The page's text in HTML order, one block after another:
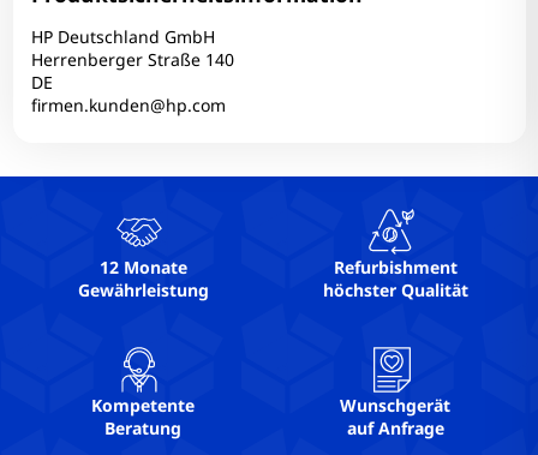
Technischer Zustand: Einwandfrei
Touchscreen: Nein
Webcam: Ja
WLAN: Ja
HP Deutschland GmbH
Herrenberger Straße 140
DE
firmen.kunden@hp.com
12 Monate
Gewährleistung
Refurbishment
höchster Qualität
Kompetente
Beratung
Wunschgerät
auf Anfrage